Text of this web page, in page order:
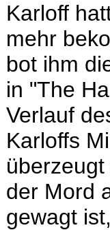
Karloff
mehr
bot ihm
in "The
Verlauf
Karloffs
der Mord
gewagt